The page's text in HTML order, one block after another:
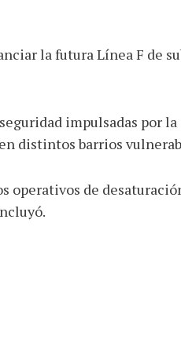
la futura Línea F de
impulsadas por
distintos barrios
operativos de